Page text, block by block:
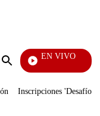
Enviar
EN VIVO
Pura Diversión
Inscripciones 'Desafío'